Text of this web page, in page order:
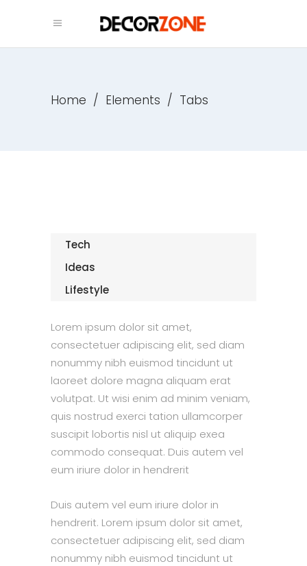
Home / Elements / Tabs
Tech
Ideas
Lifestyle
Lorem ipsum dolor sit amet,
consectetuer adipiscing elit, sed diam
nonummy nibh euismod tincidunt ut
laoreet dolore magna aliquam erat
volutpat. Ut wisi enim ad minim veniam,
quis nostrud exerci tation ullamcorper
suscipit lobortis nisl ut aliquip exea
commodo consequat. Duis autem vel
eum iriure dolor in hendrerit
Duis autem vel eum iriure dolor in
hendrerit. Lorem ipsum dolor sit amet,
consectetuer adipiscing elit, sed diam
nonummy nibh euismod tincidunt ut